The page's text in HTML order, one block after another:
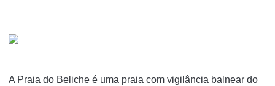
A Praia do Beliche é uma praia com vigilância balnear do